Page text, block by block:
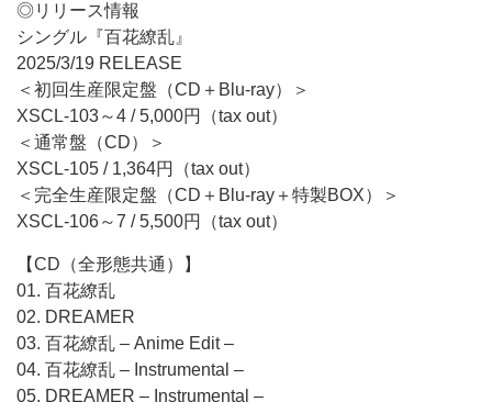
◎リリース情報
シングル『百花繚乱』
2025/3/19 RELEASE
＜初回生産限定盤（CD＋Blu-ray）＞
XSCL-103～4 / 5,000円（tax out）
＜通常盤（CD）＞
XSCL-105 / 1,364円（tax out）
＜完全生産限定盤（CD＋Blu-ray＋特製BOX）＞
XSCL-106～7 / 5,500円（tax out）
【CD（全形態共通）】
01. 百花繚乱
02. DREAMER
03. 百花繚乱 – Anime Edit –
04. 百花繚乱 – Instrumental –
05. DREAMER – Instrumental –